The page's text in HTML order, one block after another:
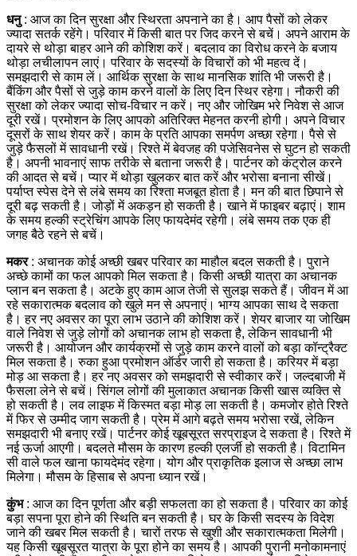
धनु : आज का दिन सुरक्षा और स्थिरता अपनाने का है। आप पैसों को लेकर
ज्यादा सतर्क रहेंगे। परिवार में किसी बात पर जिद करने से बचें। अपने आराम के
दायरे से थोड़ा बाहर आने की कोशिश करें। बदलाव का विरोध करने के बजाय
थोड़ा लचीलापन लाएं। परिवार के सदस्यों के विचारों को भी महत्व दें।
समझदारी से काम लें। आर्थिक सुरक्षा के साथ मानसिक शांति भी जरूरी है।
बैंकिंग और पैसों से जुड़े काम करने वालों के लिए दिन स्थिर रहेगा। नौकरी की
सुरक्षा को लेकर ज्यादा सोच-विचार न करें। नए और जोखिम भरे निवेश से आज
दूरी रखें। प्रमोशन के लिए आपको अतिरिक्त मेहनत करनी होगी। अपने विचार
दूसरों के साथ शेयर करें। काम के प्रति आपका समर्पण अच्छा रहेगा। पैसे से
जुड़े फैसलों में सावधानी रखें।रिश्ते में बेवजह की पजेसिवनेस से घुटन हो सकती
है। अपनी भावनाएं साफ तरीके से बताना जरूरी है। पार्टनर को कंट्रोल करने
की आदत से बचें। प्यार में थोड़ा खुलकर बात करें और भरोसा बनाना सीखें।
पर्याप्त स्पेस देने से लंबे समय का रिश्ता मजबूत होता है। मन की बात छिपाने से
दूरी बढ़ सकती है।जोड़ों में अकड़न हो सकती है। खाने में फाइबर बढ़ाएं। शाम
के समय हल्की स्ट्रेचिंग आपके लिए फायदेमंद रहेगी। लंबे समय तक एक ही
जगह बैठे रहने से बचें।
मकर : अचानक कोई अच्छी खबर परिवार का माहौल बदल सकती है। पुराने
अच्छे कामों का फल आपको मिल सकता है। किसी अच्छी यात्रा का अचानक
प्लान बन सकता है। अटके हुए काम आज तेजी से सुलझ सकते हैं। जीवन में आ
रहे सकारात्मक बदलाव को खुले मन से अपनाएं। भाग्य आपका साथ दे सकता
है। हर नए अवसर का पूरा लाभ उठाने की कोशिश करें। शेयर बाजार या जोखिम
वाले निवेश से जुड़े लोगों को अचानक लाभ हो सकता है, लेकिन सावधानी भी
जरूरी है। आयोजन और कार्यक्रमों से जुड़े काम करने वालों को बड़ा कॉन्ट्रैक्ट
मिल सकता है। रुका हुआ प्रमोशन ऑर्डर जारी हो सकता है। करियर में बड़ा
मोड़ आ सकता है। हर नए अवसर को समझदारी से स्वीकार करें। जल्दबाजी में
फैसला लेने से बचें।सिंगल लोगों की मुलाकात अचानक किसी खास व्यक्ति से
हो सकती है। लव लाइफ में किस्मत बड़ा मोड़ ला सकती है। कमजोर होते रिश्ते
में फिर से उम्मीद जाग सकती है। प्रेम में आगे बढ़ते समय भरोसा रखें, लेकिन
समझदारी भी बनाए रखें। पार्टनर कोई खूबसूरत सरप्राइज दे सकता है। रिश्ते में
नई ऊर्जा आएगी।बदलते मौसम के कारण हल्की एलर्जी हो सकती है। विटामिन
सी वाले फल खाना फायदेमंद रहेगा। योग और प्राकृतिक इलाज से अच्छा लाभ
मिलेगा। मौसम के हिसाब से अपना ध्यान रखें।
कुंभ : आज का दिन पूर्णता और बड़ी सफलता का हो सकता है। परिवार का कोई
बड़ा सपना पूरा होने की स्थिति बन सकती है। घर के किसी सदस्य के विदेश
जाने की खबर मिल सकती है। चारों तरफ से खुशी और सकारात्मकता मिलेगी।
यह किसी खूबसूरत यात्रा के पूरा होने का समय है। आपकी पुरानी मनोकामनाएं